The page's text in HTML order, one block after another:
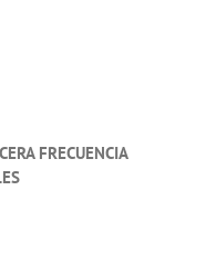
FRECUENCIA